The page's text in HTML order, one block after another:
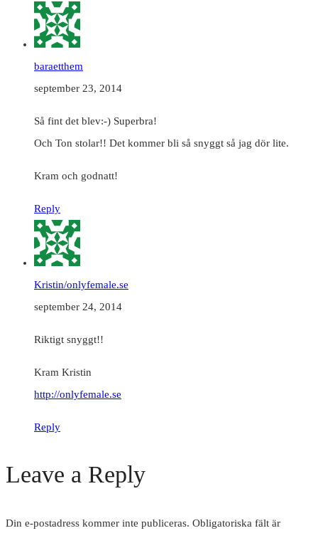
baraetthem
september 23, 2014
Så fint det blev:-) Superbra!
Och Ton stolar!! Det kommer bli så snyggt så jag dör lite.
Kram och godnatt!
Reply
Kristin/onlyfemale.se
september 24, 2014
Riktigt snyggt!!
Kram Kristin
http://onlyfemale.se
Reply
Leave a Reply
Din e-postadress kommer inte publiceras. Obligatoriska fält är